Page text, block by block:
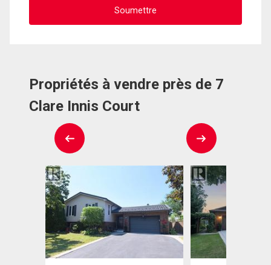
Propriétés à vendre près de 7
Clare Innis Court